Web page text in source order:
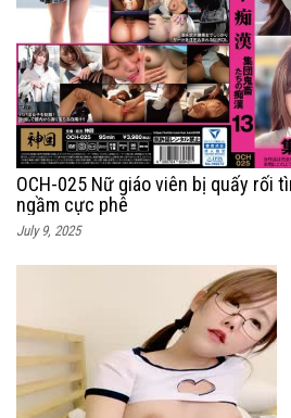
OCH-025 Nữ giáo viên bị quấy rối
ngầm cực phê
July 9, 2025